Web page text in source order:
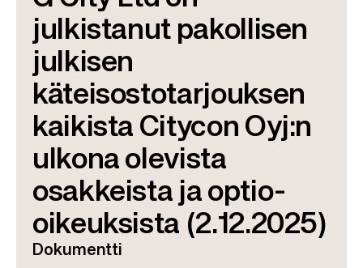
julkistanut pakollisen
julkisen
käteisostotarjouksen
kaikista Citycon Oyj:n
ulkona olevista
osakkeista ja optio-
oikeuksista (2.12.2025)
Dokumentti